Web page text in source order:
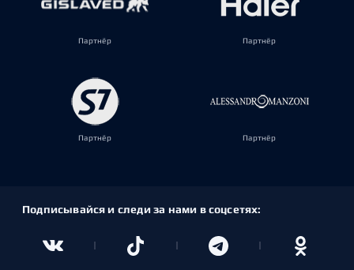
Партнёр Партнёр
Партнёр Партнёр
Подписывайся и следи за нами в соцсетях: